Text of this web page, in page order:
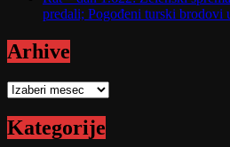
predali; Pogođeni turski brodovi
Arhive
Arhive
Kategorije